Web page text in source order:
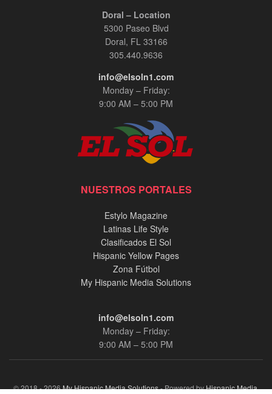
Doral – Location
5300 Paseo Blvd
Doral, FL 33166
305.440.9636
info@elsoln1.com
Monday – Friday:
9:00 AM – 5:00 PM
NUESTROS PORTALES
Estylo Magazine
Latinas Life Style
Clasificados El Sol
Hispanic Yellow Pages
Zona Fútbol
My Hispanic Media Solutions
info@elsoln1.com
Monday – Friday:
9:00 AM – 5:00 PM
© 2018 - 2026My Hispanic Media Solutions- Powered byHispanic Media,